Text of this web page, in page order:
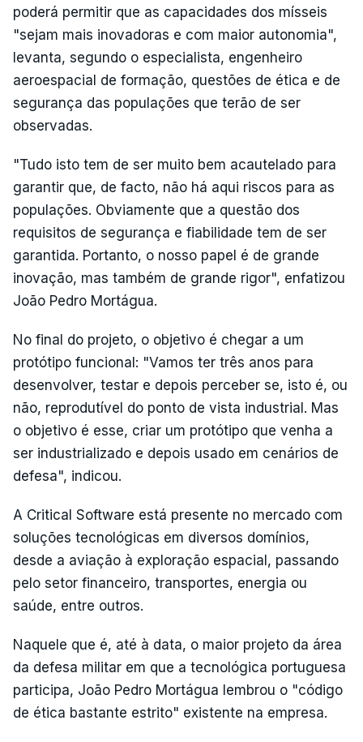
poderá permitir que as capacidades dos mísseis
"sejam mais inovadoras e com maior autonomia",
levanta, segundo o especialista, engenheiro
aeroespacial de formação, questões de ética e de
segurança das populações que terão de ser
observadas.
"Tudo isto tem de ser muito bem acautelado para
garantir que, de facto, não há aqui riscos para as
populações. Obviamente que a questão dos
requisitos de segurança e fiabilidade tem de ser
garantida. Portanto, o nosso papel é de grande
inovação, mas também de grande rigor", enfatizou
João Pedro Mortágua.
No final do projeto, o objetivo é chegar a um
protótipo funcional: "Vamos ter três anos para
desenvolver, testar e depois perceber se, isto é, ou
não, reprodutível do ponto de vista industrial. Mas
o objetivo é esse, criar um protótipo que venha a
ser industrializado e depois usado em cenários de
defesa", indicou.
A Critical Software está presente no mercado com
soluções tecnológicas em diversos domínios,
desde a aviação à exploração espacial, passando
pelo setor financeiro, transportes, energia ou
saúde, entre outros.
Naquele que é, até à data, o maior projeto da área
da defesa militar em que a tecnológica portuguesa
participa, João Pedro Mortágua lembrou o "código
de ética bastante estrito" existente na empresa.